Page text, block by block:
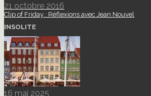
21 octobre 2016
Clip of Friday : Réflexions avec Jean Nouvel
INSOLITE
16 mai 2025